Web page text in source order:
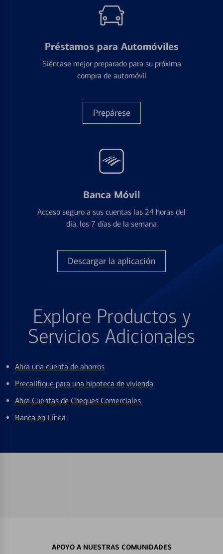
Préstamos para Automóviles
Siéntase mejor preparado para su próxima
compra de automóvil
Prepárese
Banca Móvil
Acceso seguro a sus cuentas las 24 horas del
día, los 7 días de la semana
Descargar la aplicación
Explore Productos y
Servicios Adicionales
Abra una cuenta de ahorros
Precalifique para una hipoteca de vivienda
Abra Cuentas de Cheques Comerciales
Banca en Línea
APOYO A NUESTRAS COMUNIDADES